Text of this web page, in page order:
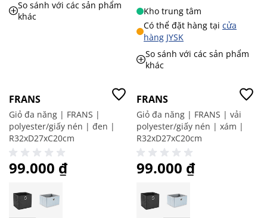
So sánh với các sản phẩm
khác
Kho trung tâm
Có thể đặt hàng tại cửa
hàng JYSK
So sánh với các sản phẩm
khác
FRANS
Giỏ đa năng | FRANS |
polyester/giấy nén | đen |
R32xD27xC20cm
99.000 ₫
FRANS
Giỏ đa năng | FRANS | vải
polyester/giấy nén | xám |
R32xD27xC20cm
99.000 ₫